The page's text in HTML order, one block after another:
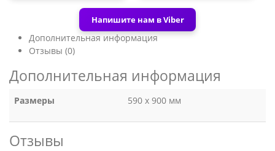
Напишите нам в Viber
Дополнительная информация
Отзывы (0)
Дополнительная информация
Размеры 590 x 900 мм
Отзывы